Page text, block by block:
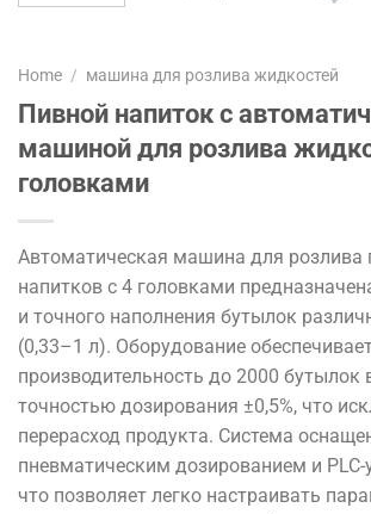
Home / машина для розлива жидкостей
Пивной напиток с
машиной для розлива
головками
Автоматическая машина для розлива
напитков с 4 головками
и точного наполнения бутылок
(0,33–1 л). Оборудование
производительность до 2000 бутылок
точностью дозирования ±0,5%, что
перерасход продукта. Система
пневматическим дозированием и
что позволяет легко настраивать